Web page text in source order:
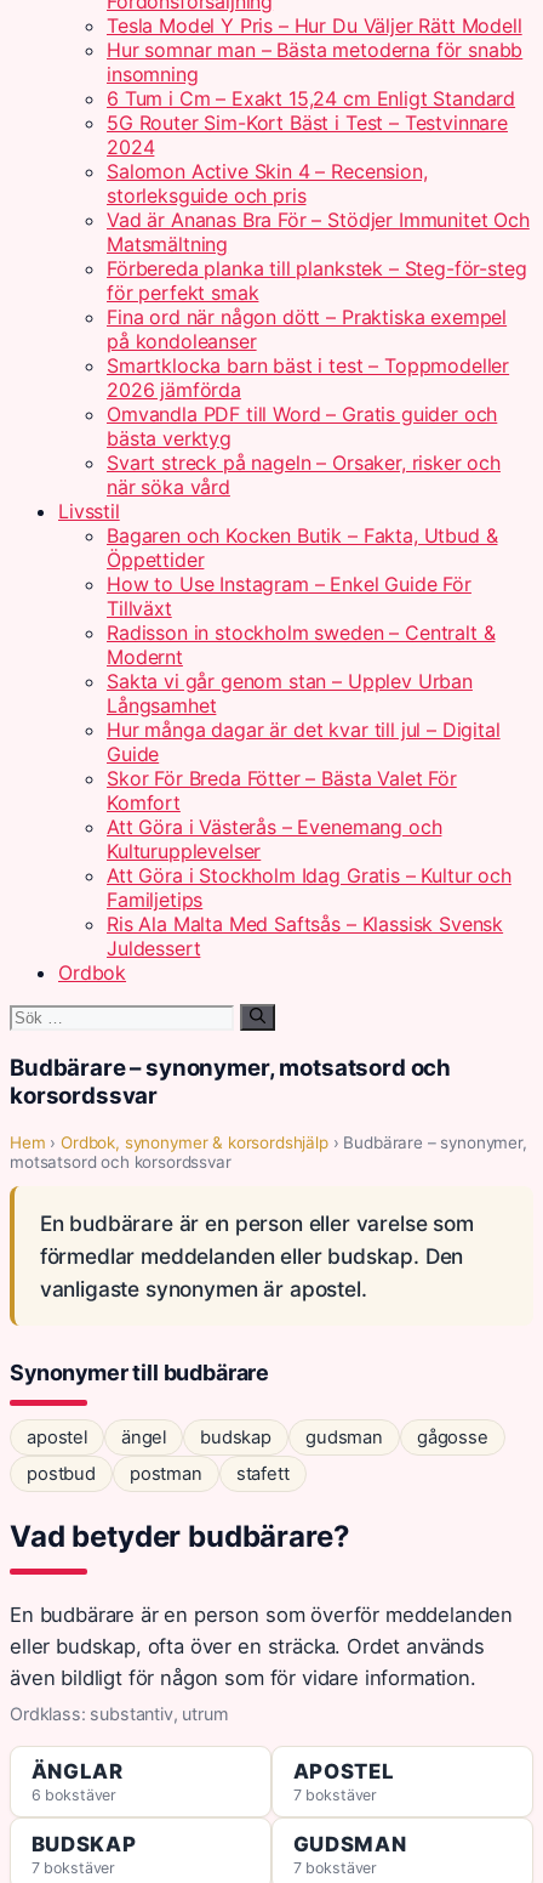
Tesla Model Y Pris – Hur Du Väljer Rätt Modell
Hur somnar man – Bästa metoderna för snabb
insomning
6 Tum i Cm – Exakt 15,24 cm Enligt Standard
5G Router Sim-Kort Bäst i Test – Testvinnare
2024
Salomon Active Skin 4 – Recension,
storleksguide och pris
Vad är Ananas Bra För – Stödjer Immunitet Och
Matsmältning
Förbereda planka till plankstek – Steg-för-steg
för perfekt smak
Fina ord när någon dött – Praktiska exempel
på kondoleanser
Smartklocka barn bäst i test – Toppmodeller
2026 jämförda
Omvandla PDF till Word – Gratis guider och
bästa verktyg
Svart streck på nageln – Orsaker, risker och
när söka vård
Livsstil
Bagaren och Kocken Butik – Fakta, Utbud &
Öppettider
How to Use Instagram – Enkel Guide För
Tillväxt
Radisson in stockholm sweden – Centralt &
Modernt
Sakta vi går genom stan – Upplev Urban
Långsamhet
Hur många dagar är det kvar till jul – Digital
Guide
Skor För Breda Fötter – Bästa Valet För
Komfort
Att Göra i Västerås – Evenemang och
Kulturupplevelser
Att Göra i Stockholm Idag Gratis – Kultur och
Familjetips
Ris Ala Malta Med Saftsås – Klassisk Svensk
Juldessert
Ordbok
Sök
Budbärare – synonymer, motsatsord och
korsordssvar
Hem ›Ordbok, synonymer & korsordshjälp› Budbärare – synonymer,
motsatsord och korsordssvar
En budbärare är en person eller varelse som
förmedlar meddelanden eller budskap. Den
vanligaste synonymen är apostel.
Synonymer till budbärare
apostel ängel budskap gudsman
gågosse
postbud
postman stafett
Vad betyder budbärare?
En budbärare är en person som överför meddelanden
eller budskap, ofta över en sträcka. Ordet används
även bildligt för någon som för vidare information.
Ordklass: substantiv, utrum
ÄNGLAR
6 bokstäver
APOSTEL
7 bokstäver
BUDSKAP
7 bokstäver
GUDSMAN
7 bokstäver